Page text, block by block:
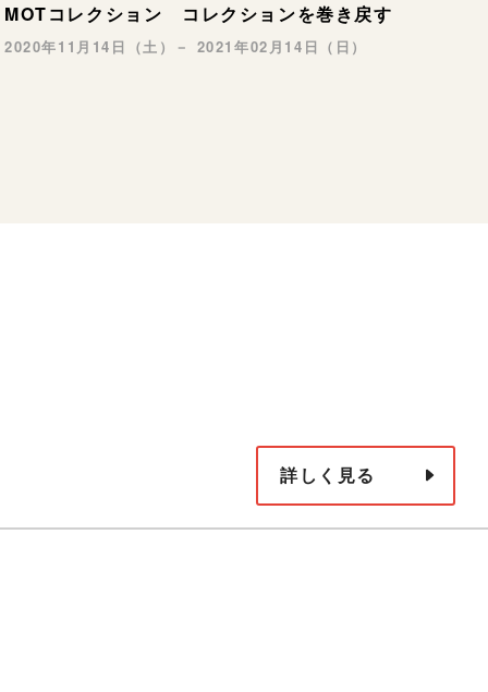
MOTコレクション コレクションを巻き戻す
2020年11月14日（土）－ 2021年02月14日（日）
詳しく見る